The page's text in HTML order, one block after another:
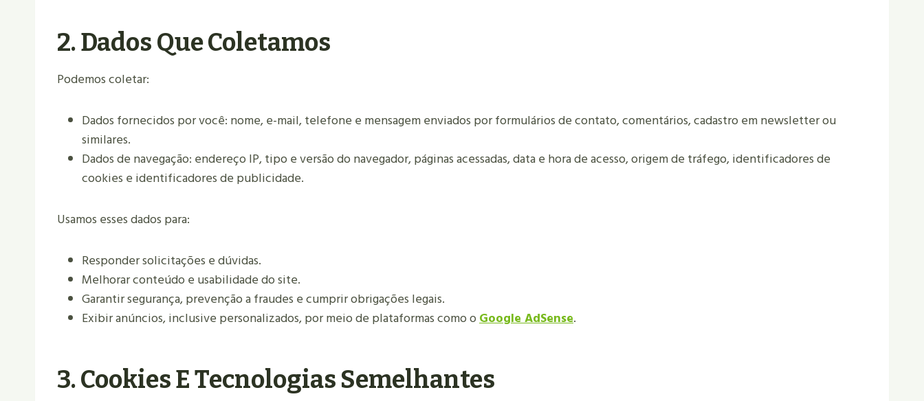
2. Dados Que Coletamos
Podemos coletar:
Dados fornecidos por você: nome, e-mail, telefone e mensagem enviados por formulários de contato, comentários, cadastro em newsletter ou
similares.
Dados de navegação: endereço IP, tipo e versão do navegador, páginas acessadas, data e hora de acesso, origem de tráfego, identificadores de
cookies e identificadores de publicidade.
Usamos esses dados para:
Responder solicitações e dúvidas.
Melhorar conteúdo e usabilidade do site.
Garantir segurança, prevenção a fraudes e cumprir obrigações legais.
Exibir anúncios, inclusive personalizados, por meio de plataformas como oGoogle AdSense.
3. Cookies E Tecnologias Semelhantes